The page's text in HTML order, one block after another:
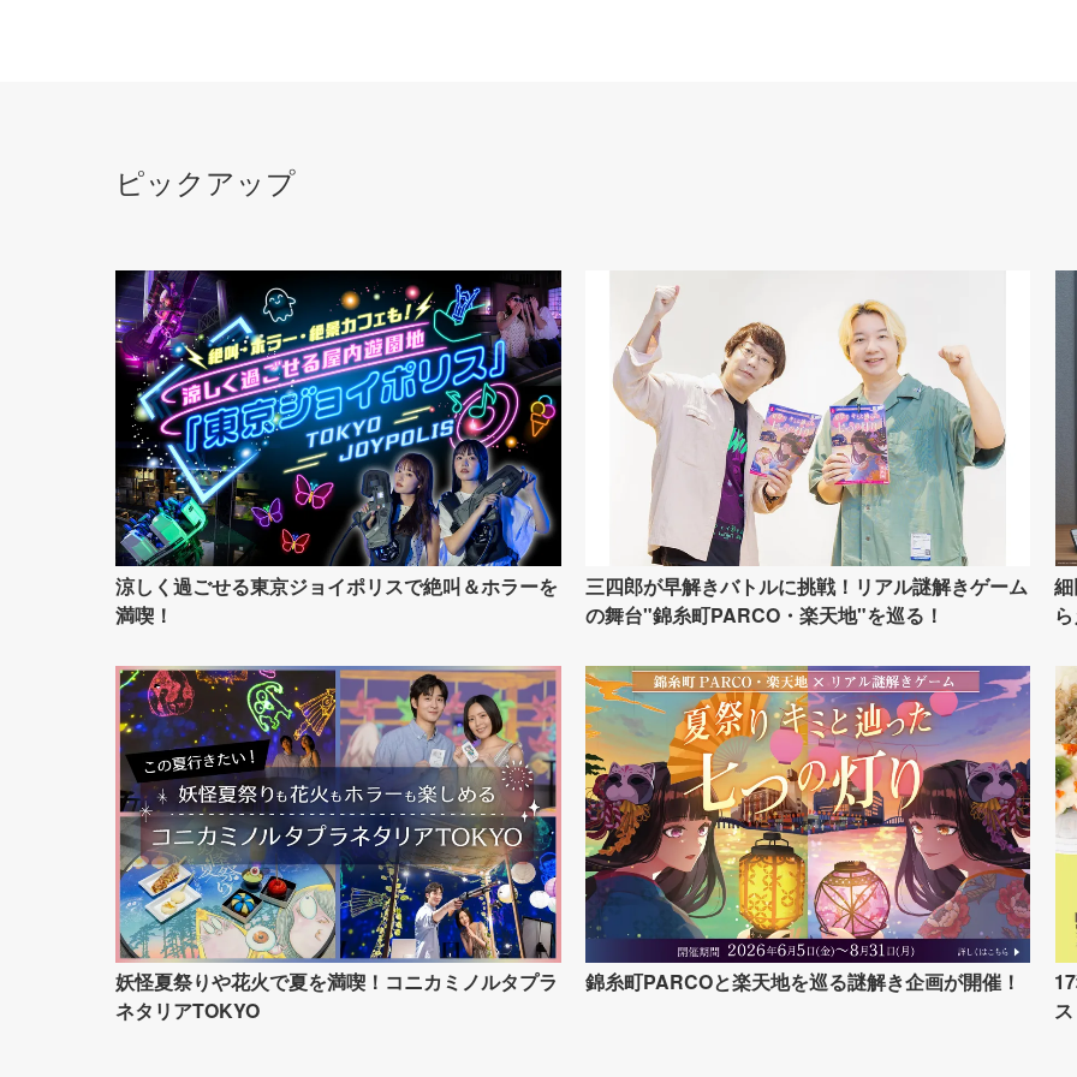
ピックアップ
涼しく過ごせる東京ジョイポリスで絶叫＆ホラーを
満喫！
三四郎が早解きバトルに挑戦！リアル謎解きゲーム
の舞台"錦糸町PARCO・楽天地"を巡る！
妖怪夏祭りや花火で夏を満喫！コニカミノルタプラ
ネタリアTOKYO
錦糸町PARCOと楽天地を巡る謎解き企画が開催！